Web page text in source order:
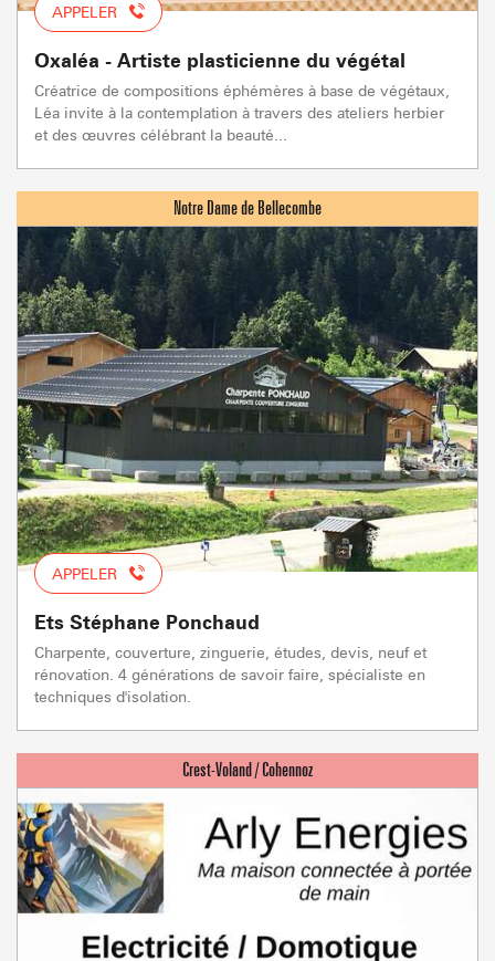
APPELER
Oxaléa - Artiste plasticienne du végétal
Créatrice de compositions éphémères à base de végétaux,
Léa invite à la contemplation à travers des ateliers herbier
et des œuvres célébrant la beauté...
APPELER
Ets Stéphane Ponchaud
Charpente, couverture, zinguerie, études, devis, neuf et
rénovation. 4 générations de savoir faire, spécialiste en
techniques d'isolation.